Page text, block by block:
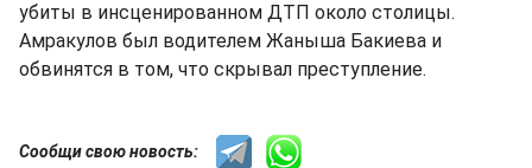
убиты в инсценированном ДТП около столицы.
Амракулов был водителем Жаныша Бакиева и
обвинятся в том, что скрывал преступление.
Сообщи свою новость: